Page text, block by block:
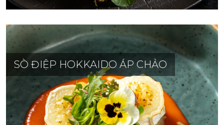
SÒ ĐIỆP HOKKAIDO ÁP CHẢO